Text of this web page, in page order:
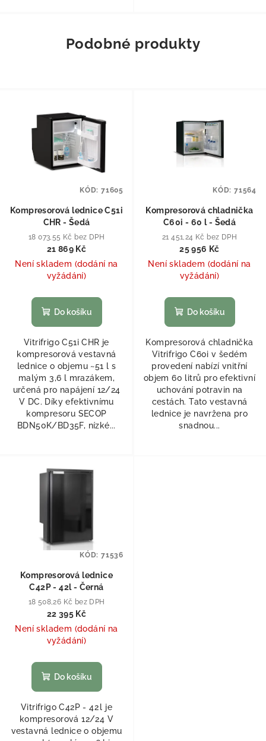
Podobné produkty
Kompresorová lednice C51i
CHR - Šedá
18 073,55 Kč bez DPH
21 869 Kč
Není skladem (dodání na
vyžádání)
Do košíku
Vitrifrigo C51i CHR je
kompresorová vestavná
lednice o objemu ~51 l s
malým 3,6 l mrazákem,
určená pro napájení 12/24
V DC. Díky efektivnímu
kompresoru SECOP
BDN50K/BD35F, nízké...
KÓD: 71605
Kompresorová chladnička
C60i - 60 l - Šedá
21 451,24 Kč bez DPH
25 956 Kč
Není skladem (dodání na
vyžádání)
Do košíku
Kompresorová chladnička
Vitrifrigo C60i v šedém
provedení nabízí vnitřní
objem 60 litrů pro efektivní
uchování potravin na
cestách. Tato vestavná
lednice je navržena pro
snadnou...
KÓD: 71564
Kompresorová lednice
C42P - 42l - Černá
18 508,26 Kč bez DPH
22 395 Kč
Není skladem (dodání na
vyžádání)
Do košíku
Vitrifrigo C42P - 42 l je
kompresorová 12/24 V
vestavná lednice o objemu
KÓD: 71536